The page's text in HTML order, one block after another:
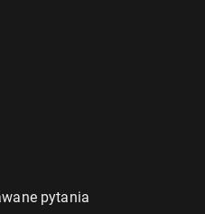
pytania